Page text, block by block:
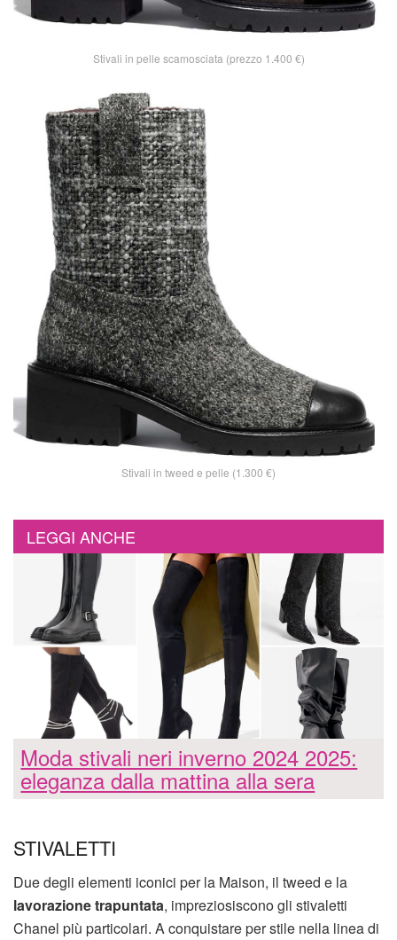
Stivali in pelle scamosciata (prezzo 1.400 €)
Stivali in tweed e pelle (1.300 €)
LEGGI ANCHE
Moda stivali neri inverno 2024 2025:
eleganza dalla mattina alla sera
STIVALETTI
Due degli elementi iconici per la Maison, il tweed e la
lavorazione trapuntata, impreziosiscono gli stivaletti
Chanel più particolari. A conquistare per stile nella linea di